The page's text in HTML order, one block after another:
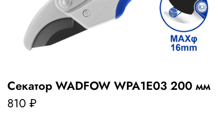
Секатор WADFOW WPA1E03 200 мм
810 ₽